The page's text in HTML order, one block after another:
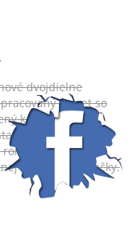
dvojdielne
korzet so
kamienkami a
a zoštíhľuje pás.
vzhľad.
nazberanej vlečky.